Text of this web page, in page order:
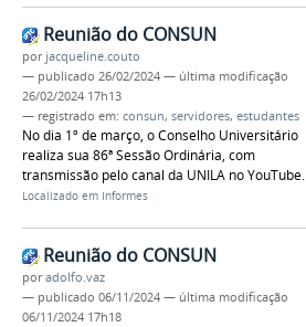
Reunião do CONSUN
por jacqueline.couto
— publicado 26/02/2024 — última modificação
26/02/2024 17h13
— registrado em: consun, servidores, estudantes
No dia 1º de março, o Conselho Universitário
realiza sua 86ª Sessão Ordinária, com
transmissão pelo canal da UNILA no YouTube.
Localizado em Informes
Reunião do CONSUN
poradolfo.vaz
— publicado 06/11/2024 — última modificação
06/11/2024 17h18